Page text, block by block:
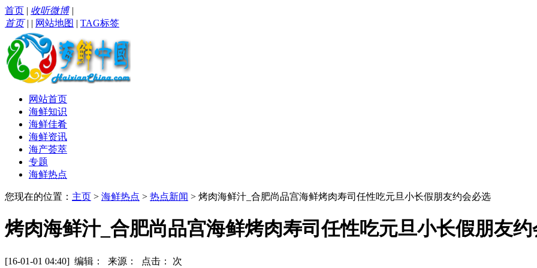
首页 | 收听微博|
首页| | 网站地图 | TAG标签
网站首页
海鲜知识
海鲜佳肴
海鲜资讯
海产荟萃
专题
海鲜热点
您现在的位置： 主页 > 海鲜热点 > 热点新闻 > 烤肉海鲜汁_合肥尚品宫海鲜烤肉寿司任性吃元旦小长假朋友约会必选
烤肉海鲜汁_合肥尚品宫海鲜烤肉寿司任性吃元旦小长假朋友
[16-01-01 04:40] 编辑： 来源： 点击： 次